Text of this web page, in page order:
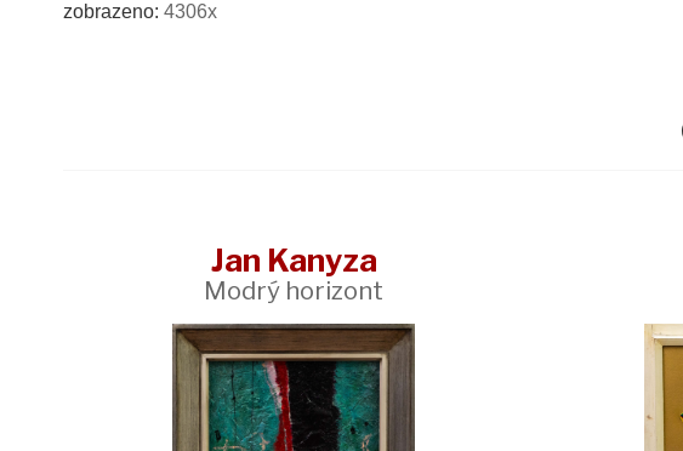
zobrazeno: 4306x
Jan Kanyza
Modrý horizont